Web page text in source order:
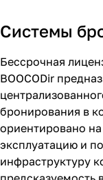
Системы
Бессрочная
BOOCODir
бронирования в
ориентировано
эксплуатацию и
инфраструктуру